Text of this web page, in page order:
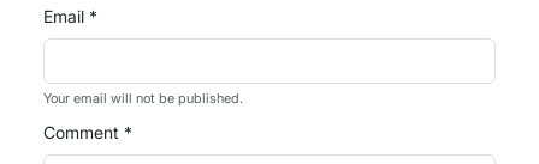
Email *
Your email will not be published.
Comment *